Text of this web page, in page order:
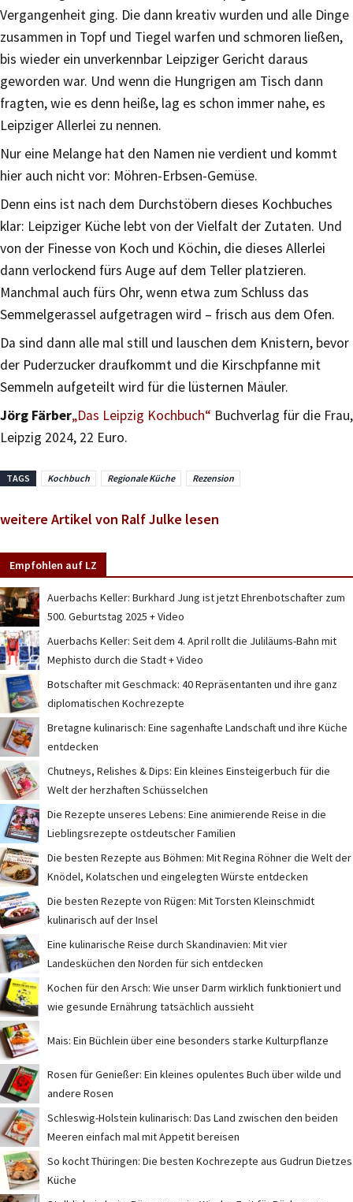
Vergangenheit ging. Die dann kreativ wurden und alle Dinge
zusammen in Topf und Tiegel warfen und schmoren ließen,
bis wieder ein unverkennbar Leipziger Gericht daraus
geworden war. Und wenn die Hungrigen am Tisch dann
fragten, wie es denn heiße, lag es schon immer nahe, es
Leipziger Allerlei zu nennen.
Nur eine Melange hat den Namen nie verdient und kommt
hier auch nicht vor: Möhren-Erbsen-Gemüse.
Denn eins ist nach dem Durchstöbern dieses Kochbuches
klar: Leipziger Küche lebt von der Vielfalt der Zutaten. Und
von der Finesse von Koch und Köchin, die dieses Allerlei
dann verlockend fürs Auge auf dem Teller platzieren.
Manchmal auch fürs Ohr, wenn etwa zum Schluss das
Semmelgerassel aufgetragen wird – frisch aus dem Ofen.
Da sind dann alle mal still und lauschen dem Knistern, bevor
der Puderzucker draufkommt und die Kirschpfanne mit
Semmeln aufgeteilt wird für die lüsternen Mäuler.
Jörg Färber„Das Leipzig Kochbuch“ Buchverlag für die Frau,
Leipzig 2024, 22 Euro.
TAGS Kochbuch Regionale Küche Rezension
weitere Artikel von Ralf Julke lesen
Empfohlen auf LZ
Auerbachs Keller: Burkhard Jung ist jetzt Ehrenbotschafter zum
500. Geburtstag 2025 + Video
Auerbachs Keller: Seit dem 4. April rollt die Juliläums-Bahn mit
Mephisto durch die Stadt + Video
Botschafter mit Geschmack: 40 Repräsentanten und ihre ganz
diplomatischen Kochrezepte
Bretagne kulinarisch: Eine sagenhafte Landschaft und ihre Küche
entdecken
Chutneys, Relishes & Dips: Ein kleines Einsteigerbuch für die
Welt der herzhaften Schüsselchen
Die Rezepte unseres Lebens: Eine animierende Reise in die
Lieblingsrezepte ostdeutscher Familien
Die besten Rezepte aus Böhmen: Mit Regina Röhner die Welt der
Knödel, Kolatschen und eingelegten Würste entdecken
Die besten Rezepte von Rügen: Mit Torsten Kleinschmidt
kulinarisch auf der Insel
Eine kulinarische Reise durch Skandinavien: Mit vier
Landesküchen den Norden für sich entdecken
Kochen für den Arsch: Wie unser Darm wirklich funktioniert und
wie gesunde Ernährung tatsächlich aussieht
Mais: Ein Büchlein über eine besonders starke Kulturpflanze
Rosen für Genießer: Ein kleines opulentes Buch über wilde und
andere Rosen
Schleswig-Holstein kulinarisch: Das Land zwischen den beiden
Meeren einfach mal mit Appetit bereisen
So kocht Thüringen: Die besten Kochrezepte aus Gudrun Dietzes
Küche